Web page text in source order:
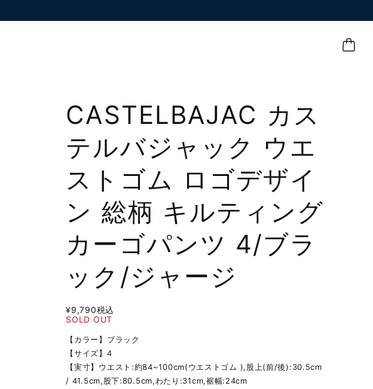
CASTELBAJAC カス
テルバジャック ウエ
ストゴム ロゴデザイ
ン 総柄 キルティング
カーゴパンツ 4/ブラ
ック/ジャージ
¥9,790税込
SOLD OUT
【カラー】ブラック
【サイズ】4
【実寸】ウエスト:約84~100cm(ウエストゴム ),股上(前/後):30.5cm
/ 41.5cm,股下:80.5cm,わたり:31cm,裾幅:24cm